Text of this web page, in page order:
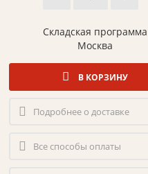
Складская программа
Москва
В КОРЗИНУ
Подробнее о доставке
Все способы оплаты